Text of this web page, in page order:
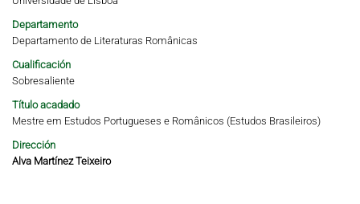
Departamento
Departamento de Literaturas Românicas
Cualificación
Sobresaliente
Título acadado
Mestre em Estudos Portugueses e Românicos (Estudos Brasileiros)
Dirección
Alva Martínez Teixeiro